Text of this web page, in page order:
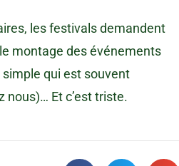
les festivals demandent
montage des événements
qui est souvent
nous)… Et c’est triste.